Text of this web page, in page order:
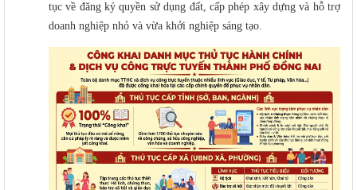
tục về đăng ký quyền sử dụng đất, cấp phép xây dựng và hỗ trợ
doanh nghiệp nhỏ và vừa khởi nghiệp sáng tạo.